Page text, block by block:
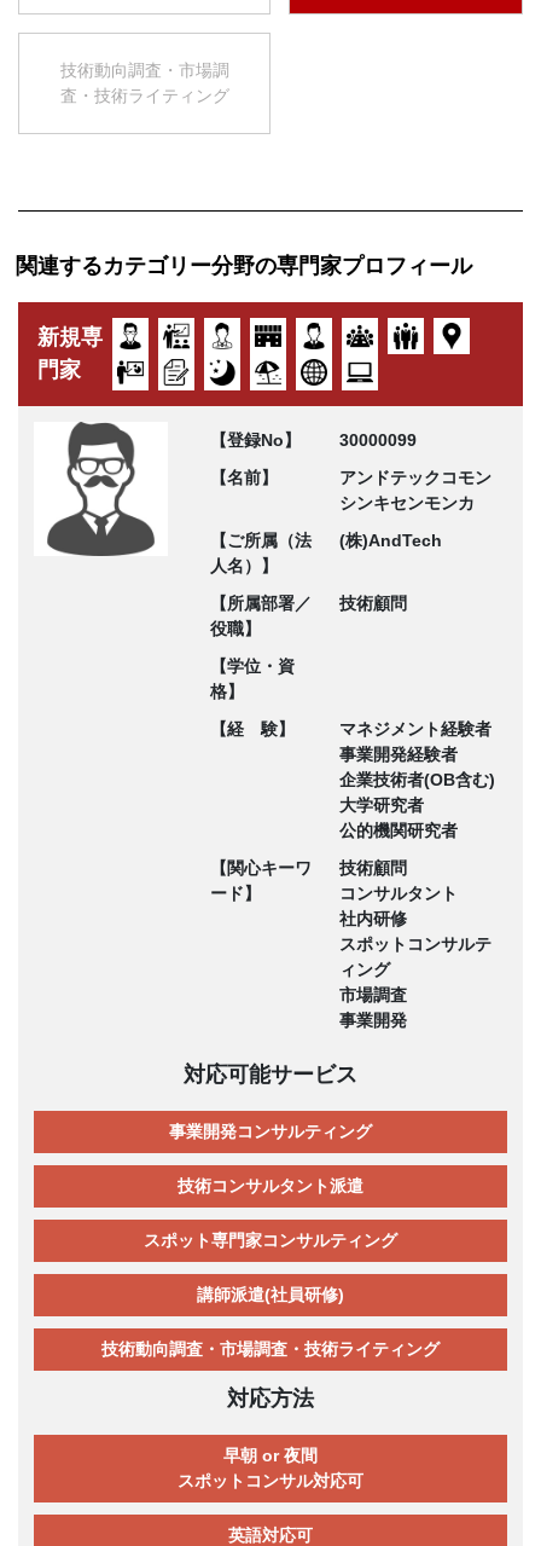
技術動向調査・市場調
査・技術ライティング
関連するカテゴリー分野の専門家プロフィール
新規専
門家
【登録No】
30000099
【名前】
アンドテックコモン
シンキセンモンカ
【ご所属（法
人名）】
(株)AndTech
【所属部署／
役職】
技術顧問
【学位・資
格】
【経 験】
マネジメント経験者
事業開発経験者
企業技術者(OB含む)
大学研究者
公的機関研究者
【関心キーワ
ード】
技術顧問
コンサルタント
社内研修
スポットコンサルテ
ィング
市場調査
事業開発
対応可能サービス
事業開発コンサルティング
技術コンサルタント派遣
スポット専門家コンサルティング
講師派遣(社員研修)
技術動向調査・市場調査・技術ライティング
対応方法
早朝 or 夜間
スポットコンサル対応可
英語対応可